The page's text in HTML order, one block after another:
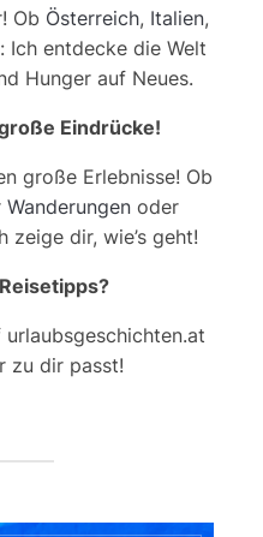
Ob Österreich, Italien,
Ich entdecke die Welt
Hunger auf Neues.
Eindrücke!
große Erlebnisse! Ob
Wanderungenoder
zeige dir, wie’s geht!
zu dir passt!